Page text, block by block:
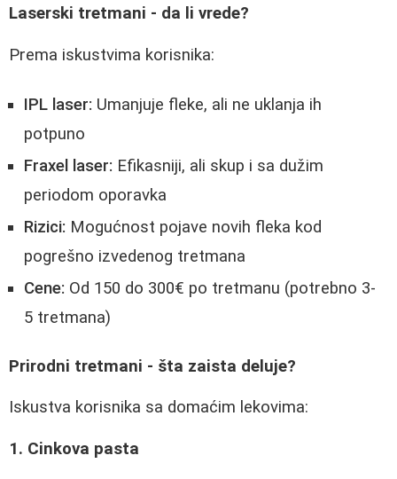
Laserski tretmani - da li vrede?
Prema iskustvima korisnika:
IPL laser: Umanjuje fleke, ali ne uklanja ih
potpuno
Fraxel laser: Efikasniji, ali skup i sa dužim
periodom oporavka
Rizici: Mogućnost pojave novih fleka kod
pogrešno izvedenog tretmana
Cene: Od 150 do 300€ po tretmanu (potrebno 3-
5 tretmana)
Prirodni tretmani - šta zaista deluje?
Iskustva korisnika sa domaćim lekovima:
1. Cinkova pasta